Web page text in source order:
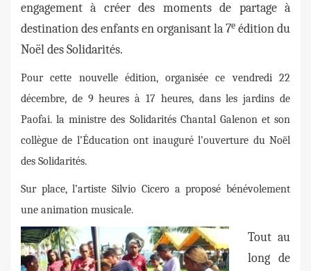
engagement à créer des moments de partage à
destination des enfants en organisant la 7e édition du
Noël des Solidarités.
Pour cette nouvelle édition, organisée ce vendredi 22
décembre, de 9 heures à 17 heures, dans les jardins de
Paofai.la ministre des Solidarités Chantal Galenon et son
collègue de l’Éducation ont inauguré l’ouverture du Noël
des Solidarités.
Sur place, l’artiste Silvio Cicero a proposé bénévolement
une animation musicale.
Tout au
long de